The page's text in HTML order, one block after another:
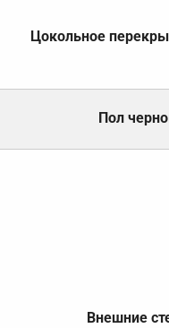
Цокольное
Пол
Внешние